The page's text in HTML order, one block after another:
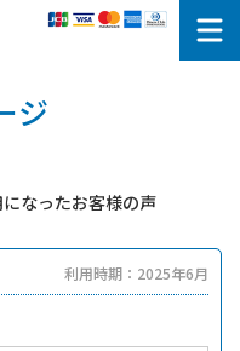
ジ
なったお客様の声
利用時期：2025年6月